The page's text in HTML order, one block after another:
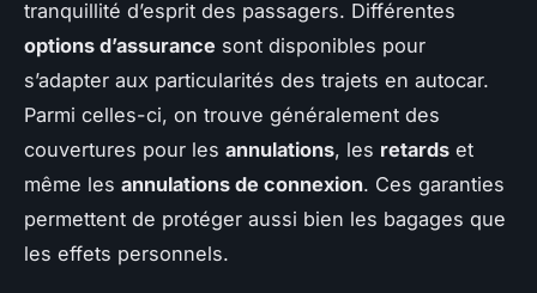
tranquillité d’esprit des passagers. Différentes
options d’assurance sont disponibles pour
s’adapter aux particularités des trajets en autocar.
Parmi celles-ci, on trouve généralement des
couvertures pour les annulations, les retards et
même les annulations de connexion. Ces garanties
permettent de protéger aussi bien les bagages que
les effets personnels.